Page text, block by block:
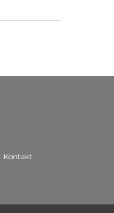
Kontakt